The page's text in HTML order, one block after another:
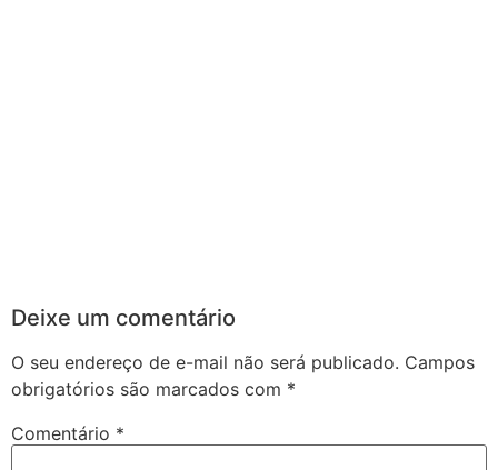
Deixe um comentário
O seu endereço de e-mail não será publicado. Campos
obrigatórios são marcados com *
Comentário *